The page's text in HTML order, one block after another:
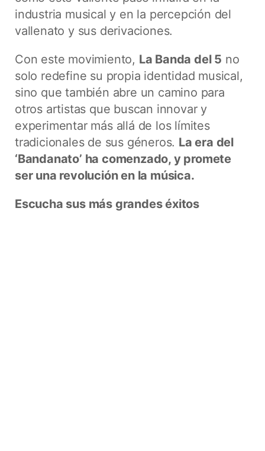
industria musical y en la percepción del
vallenato y sus derivaciones.
Con este movimiento, La Banda del 5 no
solo redefine su propia identidad musical,
sino que también abre un camino para
otros artistas que buscan innovar y
experimentar más allá de los límites
tradicionales de sus géneros. La era del
‘Bandanato’ ha comenzado, y promete
ser una revolución en la música.
Escucha sus más grandes éxitos